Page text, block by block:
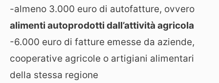
-almeno 3.000 euro di autofatture, ovvero
alimenti autoprodotti dall’attività agricola
-6.000 euro di fatture emesse da aziende,
cooperative agricole o artigiani alimentari
della stessa regione